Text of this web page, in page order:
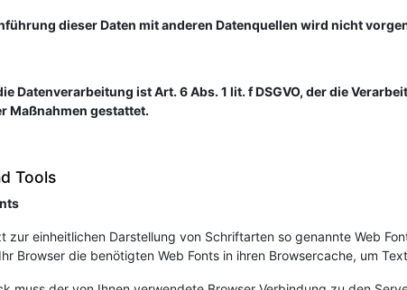
dieser Daten mit anderen Datenquellen wird nicht
Datenverarbeitung ist Art. 6 Abs. 1 lit. f DSGVO, der die
Maßnahmen gestattet.
Tools
zur einheitlichen Darstellung von Schriftarten so genannte Web
Browser die benötigten Web Fonts in ihren Browsercache, um